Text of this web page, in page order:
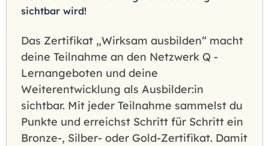
sichtbar wird!
Das Zertifikat „Wirksam ausbilden“ macht
deine Teilnahme an den Netzwerk Q -
Lernangeboten und deine
Weiterentwicklung als Ausbilder:in
sichtbar. Mit jeder Teilnahme sammelst du
Punkte und erreichst Schritt für Schritt ein
Bronze-, Silber- oder Gold-Zertifikat. Damit